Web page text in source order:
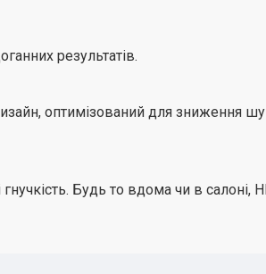
результатів.
оптимізований для зниження
Будь то вдома чи в салоні,